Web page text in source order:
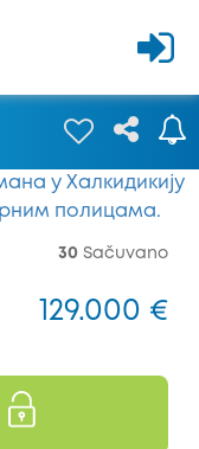
30 Sačuvano
129.000 €